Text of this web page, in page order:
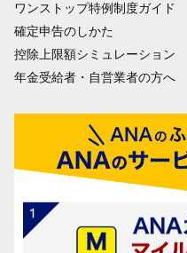
ワンストップ特例制度ガイド
確定申告のしかた
控除上限額シミュレーション
年金受給者・自営業者の方へ